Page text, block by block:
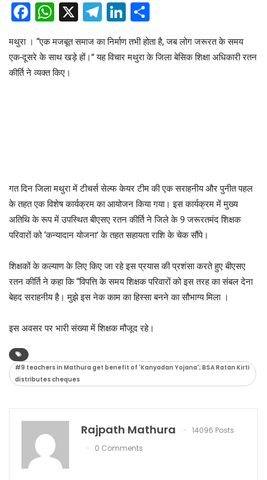
Facebook
WhatsApp
X Telegram
LinkedIn
​मथुरा । “एक मजबूत समाज का निर्माण तभी होता है, जब लोग जरूरत के समय
एक-दूसरे के साथ खड़े हों।” यह विचार मथुरा के जिला बेसिक शिक्षा अधिकारी रतन
कीर्ति ने व्यक्त किए।
​गत दिन जिला मथुरा में टीचर्स सेल्फ केयर टीम की एक सराहनीय और पुनीत पहल
के तहत एक विशेष कार्यक्रम का आयोजन किया गया। इस कार्यक्रम में मुख्य
अतिथि के रूप में उपस्थित बीएसए रतन कीर्ति ने जिले के 9 जरूरतमंद शिक्षक
परिवारों को ‘कन्यादान योजना’ के तहत सहायता राशि के चेक सौंपे।
​शिक्षकों के कल्याण के लिए किए जा रहे इस प्रयास की प्रशंसा करते हुए बीएसए
रतन कीर्ति ने कहा कि “विपत्ति के समय शिक्षक परिवारों को इस तरह का संबल देना
बेहद सराहनीय है। मुझे इस नेक काम का हिस्सा बनने का सौभाग्य मिला ।
​इस अवसर पर भारी संख्या में शिक्षक मौजूद रहे।
#9 teachers in Mathura get benefit of 'Kanyadan Yojana'; BSA Ratan Kirti
distributes cheques
Rajpath Mathura
14096 Posts
0 Comments